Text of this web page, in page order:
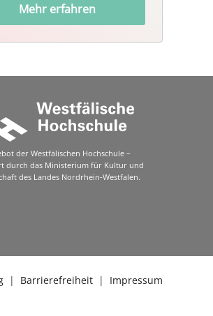
Mehr erfahren
der Westfälischen Hochschule –
durch das Ministerium für Kultur und
des Landes Nordrhein-Westfalen.
| Barrierefreiheit | Impressum